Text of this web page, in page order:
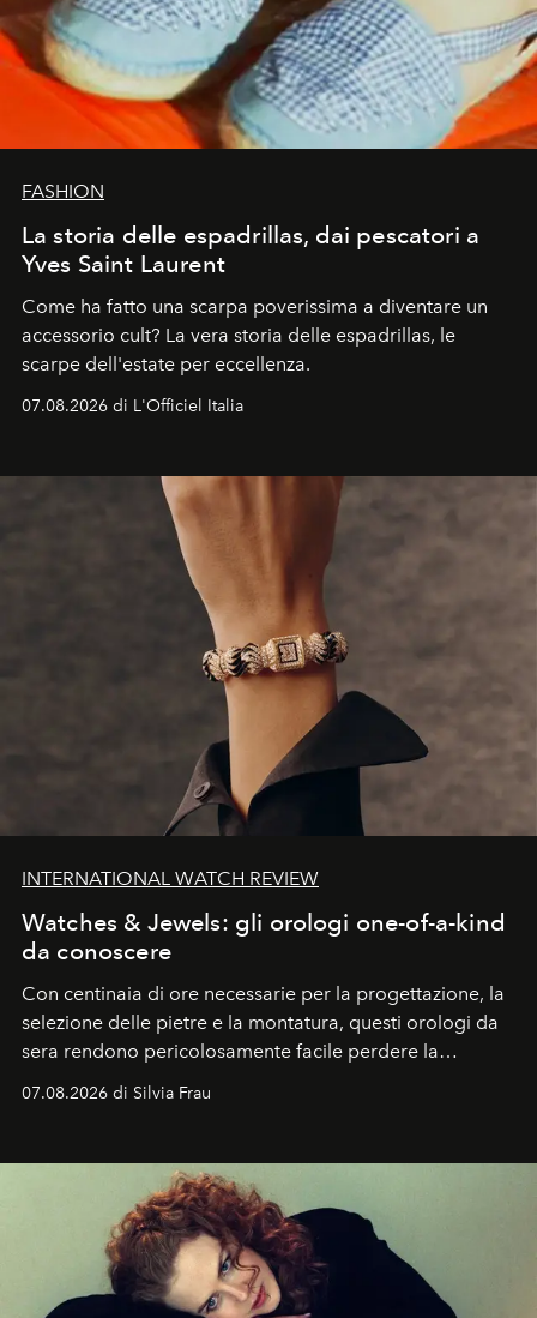
FASHION
La storia delle espadrillas, dai pescatori a
Yves Saint Laurent
Come ha fatto una scarpa poverissima a diventare un
accessorio cult? La vera storia delle espadrillas, le
scarpe dell'estate per eccellenza.
07.08.2026 di L'Officiel Italia
INTERNATIONAL WATCH REVIEW
Watches & Jewels: gli orologi one-of-a-kind
da conoscere
Con centinaia di ore necessarie per la progettazione, la
selezione delle pietre e la montatura, questi orologi da
sera rendono pericolosamente facile perdere la
07.08.2026 di Silvia Frau